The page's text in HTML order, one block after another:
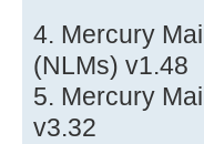
4. Mercury
(NLMs) v1.48
5. Mercury
v3.32